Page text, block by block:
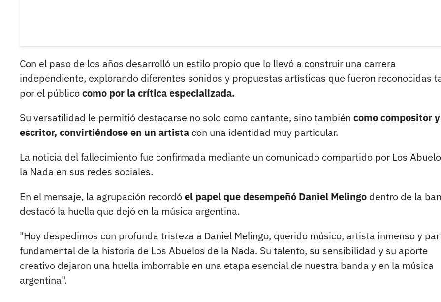
Con el paso de los años desarrolló un estilo propio que lo llevó a construir una carrera
independiente, explorando diferentes sonidos y propuestas artísticas que fueron reconocidas
por el públicocomo por la crítica especializada.
Su versatilidad le permitió destacarse no solo como cantante, sino también como compositor y
escritor, convirtiéndose en un artista con una identidad muy particular.
La noticia del fallecimiento fue confirmada mediante un comunicado compartido por Los
la Nada en sus redes sociales.
En el mensaje, la agrupación recordóel papel que desempeñó Daniel Melingo dentro de la
destacó la huella que dejó en la música argentina.
"Hoy despedimos con profunda tristeza a Daniel Melingo, querido músico, artista inmenso y
fundamental de la historia de Los Abuelos de la Nada. Su talento, su sensibilidad y su aporte
creativo dejaron una huella imborrable en una etapa esencial de nuestra banda y en la música
argentina".